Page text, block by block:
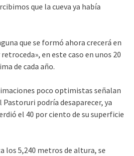
que la cueva ya había
que se formó ahora crecerá en
en este caso en unos 20
de cada año.
poco optimistas señalan
Pastoruri podría desaparecer, ya
el 40 por ciento de su superficie
los 5,240 metros de altura, se